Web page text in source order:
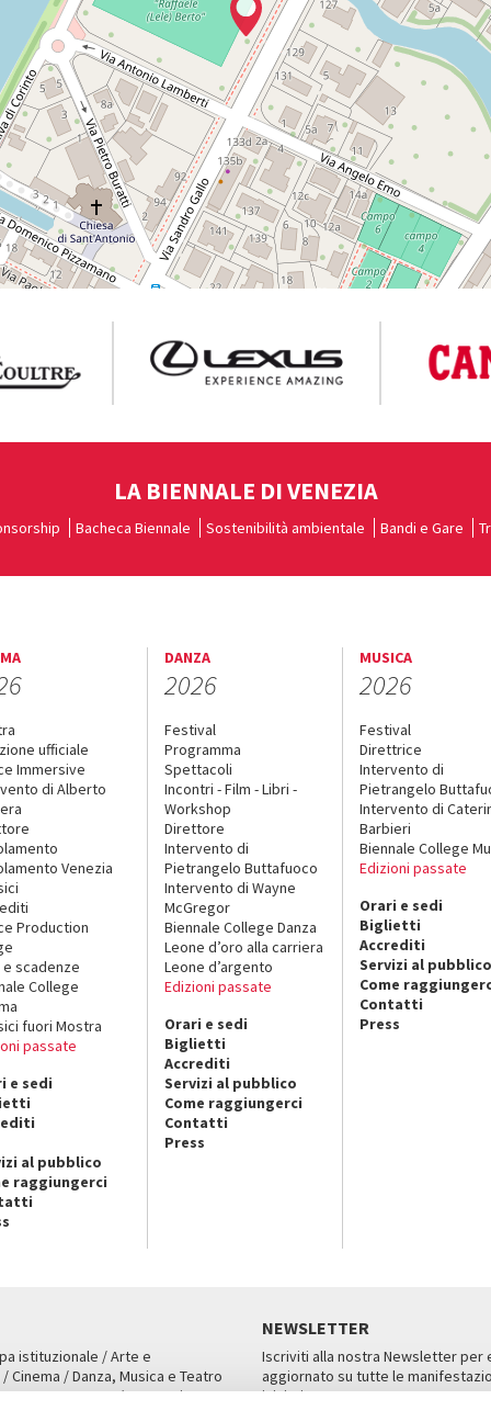
LA BIENNALE DI VENEZIA
Bacheca Biennale Sostenibilità ambientale Bandi e Gare
ufficiale
Immersive
di Alberto
Venezia
Production
e scadenze
College
fuori Mostra
passate
e sedi
al pubblico
raggiungerci
DANZA
2026
Festival
Programma
Spettacoli
Incontri - Film - Libri -
Workshop
Direttore
Intervento di
Pietrangelo Buttafuoco
Intervento di Wayne
McGregor
Biennale College Danza
Leone d’oro alla carriera
Leone d’argento
Edizioni passate
Orari e sedi
Biglietti
Accrediti
Servizi al pubblico
Come raggiungerci
Contatti
Press
MUSICA
2026
Festival
Direttrice
Intervento di
Pietrangelo
Intervento di
Barbieri
Biennale College
Edizioni passate
Orari e sedi
Biglietti
Accrediti
Servizi al pubblico
Come
Contatti
Press
istituzionale / Arte e
Cinema / Danza, Musica e Teatro
San Marco 1364/A, Venezia
NEWSLETTER
Iscriviti alla nostra Newsletter per
aggiornato su tutte le
iniziative.